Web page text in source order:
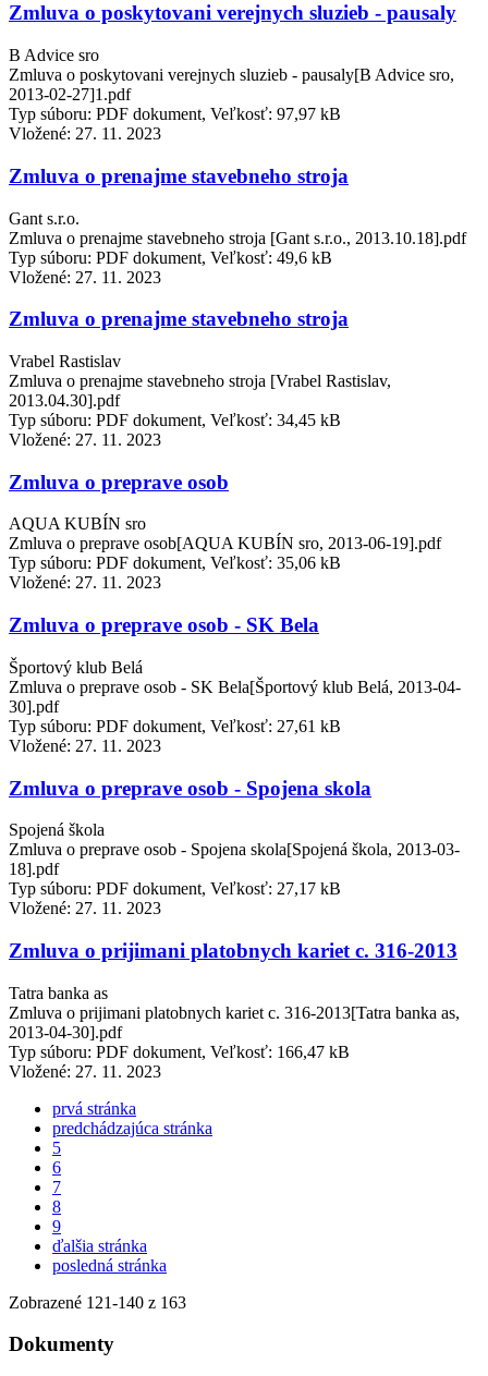
Zmluva o poskytovani verejnych sluzieb - pausaly
B Advice sro
Zmluva o poskytovani verejnych sluzieb - pausaly[B Advice sro,
2013-02-27]1.pdf
Typ súboru: PDF dokument, Veľkosť: 97,97 kB
Vložené: 27. 11. 2023
Zmluva o prenajme stavebneho stroja
Gant s.r.o.
Zmluva o prenajme stavebneho stroja [Gant s.r.o., 2013.10.18].pdf
Typ súboru: PDF dokument, Veľkosť: 49,6 kB
Vložené: 27. 11. 2023
Zmluva o prenajme stavebneho stroja
Vrabel Rastislav
Zmluva o prenajme stavebneho stroja [Vrabel Rastislav,
2013.04.30].pdf
Typ súboru: PDF dokument, Veľkosť: 34,45 kB
Vložené: 27. 11. 2023
Zmluva o preprave osob
AQUA KUBÍN sro
Zmluva o preprave osob[AQUA KUBÍN sro, 2013-06-19].pdf
Typ súboru: PDF dokument, Veľkosť: 35,06 kB
Vložené: 27. 11. 2023
Zmluva o preprave osob - SK Bela
Športový klub Belá
Zmluva o preprave osob - SK Bela[Športový klub Belá, 2013-04-
30].pdf
Typ súboru: PDF dokument, Veľkosť: 27,61 kB
Vložené: 27. 11. 2023
Zmluva o preprave osob - Spojena skola
Spojená škola
Zmluva o preprave osob - Spojena skola[Spojená škola, 2013-03-
18].pdf
Typ súboru: PDF dokument, Veľkosť: 27,17 kB
Vložené: 27. 11. 2023
Zmluva o prijimani platobnych kariet c. 316-2013
Tatra banka as
Zmluva o prijimani platobnych kariet c. 316-2013[Tatra banka as,
2013-04-30].pdf
Typ súboru: PDF dokument, Veľkosť: 166,47 kB
Vložené: 27. 11. 2023
prvá stránka
predchádzajúca stránka
5
6
7
8
9
ďalšia stránka
posledná stránka
Zobrazené 121-140 z 163
Dokumenty